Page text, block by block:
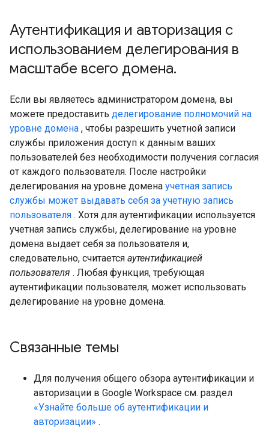
Аутентификация и авторизация с
использованием делегирования в
масштабе всего домена.
Если вы являетесь администратором домена, вы
можете предоставить делегирование полномочий на
уровне домена , чтобы разрешить учетной записи
службы приложения доступ к данным ваших
пользователей без необходимости получения согласия
от каждого пользователя. После настройки
делегирования на уровне домена учетная запись
службы может выдавать себя за учетную запись
пользователя . Хотя для аутентификации используется
учетная запись службы, делегирование на уровне
домена выдает себя за пользователя и,
следовательно, считается аутентификацией
пользователя . Любая функция, требующая
аутентификации пользователя, может использовать
делегирование на уровне домена.
Связанные темы
Для получения общего обзора аутентификации и
авторизации в Google Workspace см. раздел
«Узнайте больше об аутентификации и
авторизации» .